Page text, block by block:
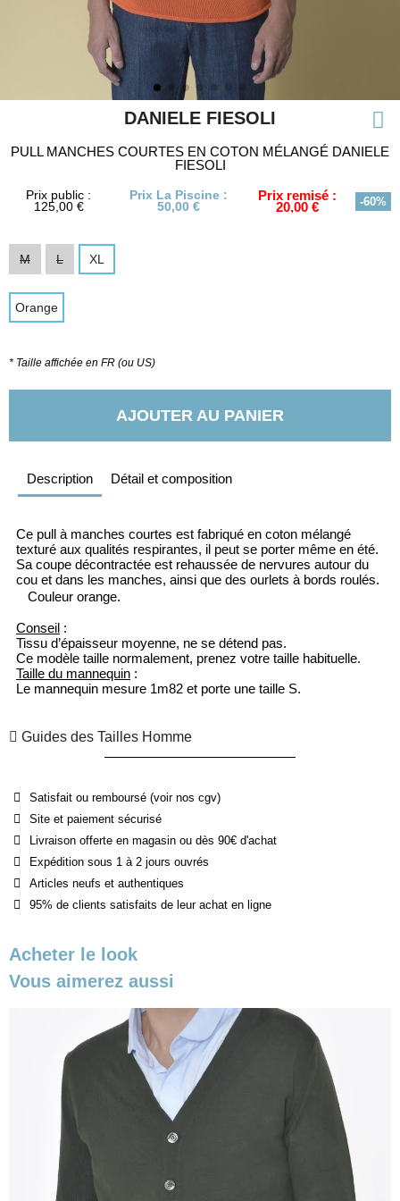
DANIELE FIESOLI
PULL MANCHES COURTES EN COTON MÉLANGÉ DANIELE
FIESOLI
Prix public :
125,00 €
Prix La Piscine :
50,00 €
Prix remisé :
20,00 € -60%
M L XL
Orange
* Taille affichée en FR (ou US)
AJOUTER AU PANIER
Description Détail et composition
Ce pull à manches courtes est fabriqué en coton mélangé
texturé aux qualités respirantes, il peut se porter même en été.
Sa coupe décontractée est rehaussée de nervures autour du
cou et dans les manches, ainsi que des ourlets à bords roulés.
Couleur orange.
Conseil :
Tissu d’épaisseur moyenne, ne se détend pas.
Ce modèle taille normalement, prenez votre taille habituelle.
Taille du mannequin :
Le mannequin mesure 1m82 et porte une taille S.
Guides des Tailles Homme
Satisfait ou remboursé (voir nos cgv)
Site et paiement sécurisé
Livraison offerte en magasin ou dès 90€ d'achat
Expédition sous 1 à 2 jours ouvrés
Articles neufs et authentiques
95% de clients satisfaits de leur achat en ligne
Acheter le look
Vous aimerez aussi